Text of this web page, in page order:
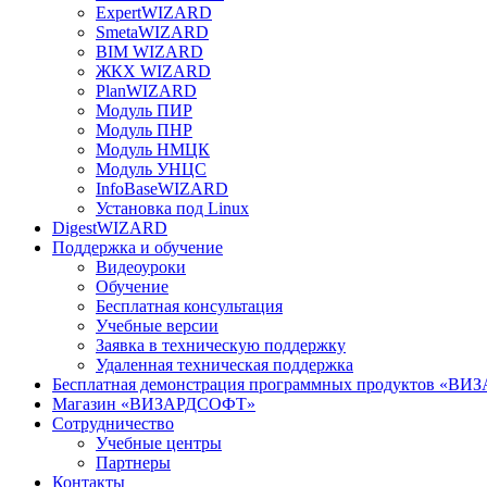
ExpertWIZARD
SmetaWIZARD
BIM WIZARD
ЖКХ WIZARD
PlanWIZARD
Модуль ПИР
Модуль ПНР
Модуль НМЦК
Модуль УНЦС
InfoBaseWIZARD
Установка под Linux
DigestWIZARD
Поддержка и обучение
Видеоуроки
Обучение
Бесплатная консультация
Учебные версии
Заявка в техническую поддержку
Удаленная техническая поддержка
Бесплатная демонстрация программных продуктов
Магазин «ВИЗАРДСОФТ»
Сотрудничество
Учебные центры
Партнеры
Контакты